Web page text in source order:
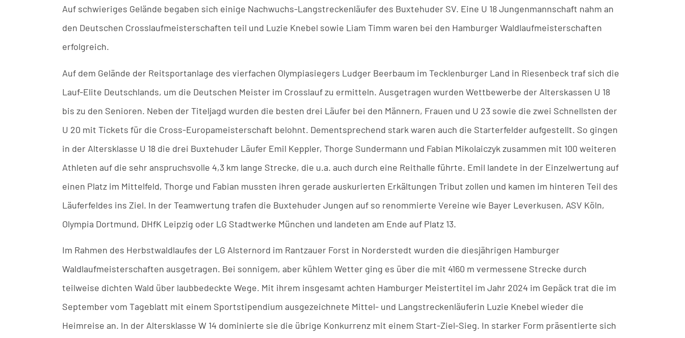
Auf schwieriges Gelände begaben sich einige Nachwuchs-Langstreckenläufer des Buxtehuder SV. Eine U 18 Jungenmannschaft nahm an
den Deutschen Crosslaufmeisterschaften teil und Luzie Knebel sowie Liam Timm waren bei den Hamburger Waldlaufmeisterschaften
erfolgreich.
Auf dem Gelände der Reitsportanlage des vierfachen Olympiasiegers Ludger Beerbaum im Tecklenburger Land in Riesenbeck traf sich die
Lauf-Elite Deutschlands, um die Deutschen Meister im Crosslauf zu ermitteln. Ausgetragen wurden Wettbewerbe der Alterskassen U 18
bis zu den Senioren. Neben der Titeljagd wurden die besten drei Läufer bei den Männern, Frauen und U 23 sowie die zwei Schnellsten der
U 20 mit Tickets für die Cross-Europameisterschaft belohnt. Dementsprechend stark waren auch die Starterfelder aufgestellt. So gingen
in der Altersklasse U 18 die drei Buxtehuder Läufer Emil Keppler, Thorge Sundermann und Fabian Mikolaiczyk zusammen mit 100 weiteren
Athleten auf die sehr anspruchsvolle 4,3 km lange Strecke, die u.a. auch durch eine Reithalle führte. Emil landete in der Einzelwertung auf
einen Platz im Mittelfeld, Thorge und Fabian mussten ihren gerade auskurierten Erkältungen Tribut zollen und kamen im hinteren Teil des
Läuferfeldes ins Ziel. In der Teamwertung trafen die Buxtehuder Jungen auf so renommierte Vereine wie Bayer Leverkusen, ASV Köln,
Olympia Dortmund, DHfK Leipzig oder LG Stadtwerke München und landeten am Ende auf Platz 13.
Im Rahmen des Herbstwaldlaufes der LG Alsternord im Rantzauer Forst in Norderstedt wurden die diesjährigen Hamburger
Waldlaufmeisterschaften ausgetragen. Bei sonnigem, aber kühlem Wetter ging es über die mit 4160 m vermessene Strecke durch
teilweise dichten Wald über laubbedeckte Wege. Mit ihrem insgesamt achten Hamburger Meistertitel im Jahr 2024 im Gepäck trat die im
September vom Tageblatt mit einem Sportstipendium ausgezeichnete Mittel- und Langstreckenläuferin Luzie Knebel wieder die
Heimreise an. In der Altersklasse W 14 dominierte sie die übrige Konkurrenz mit einem Start-Ziel-Sieg. In starker Form präsentierte sich